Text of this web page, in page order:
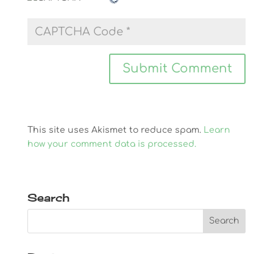
This site uses Akismet to reduce spam. Learn
how your comment data is processed.
Search